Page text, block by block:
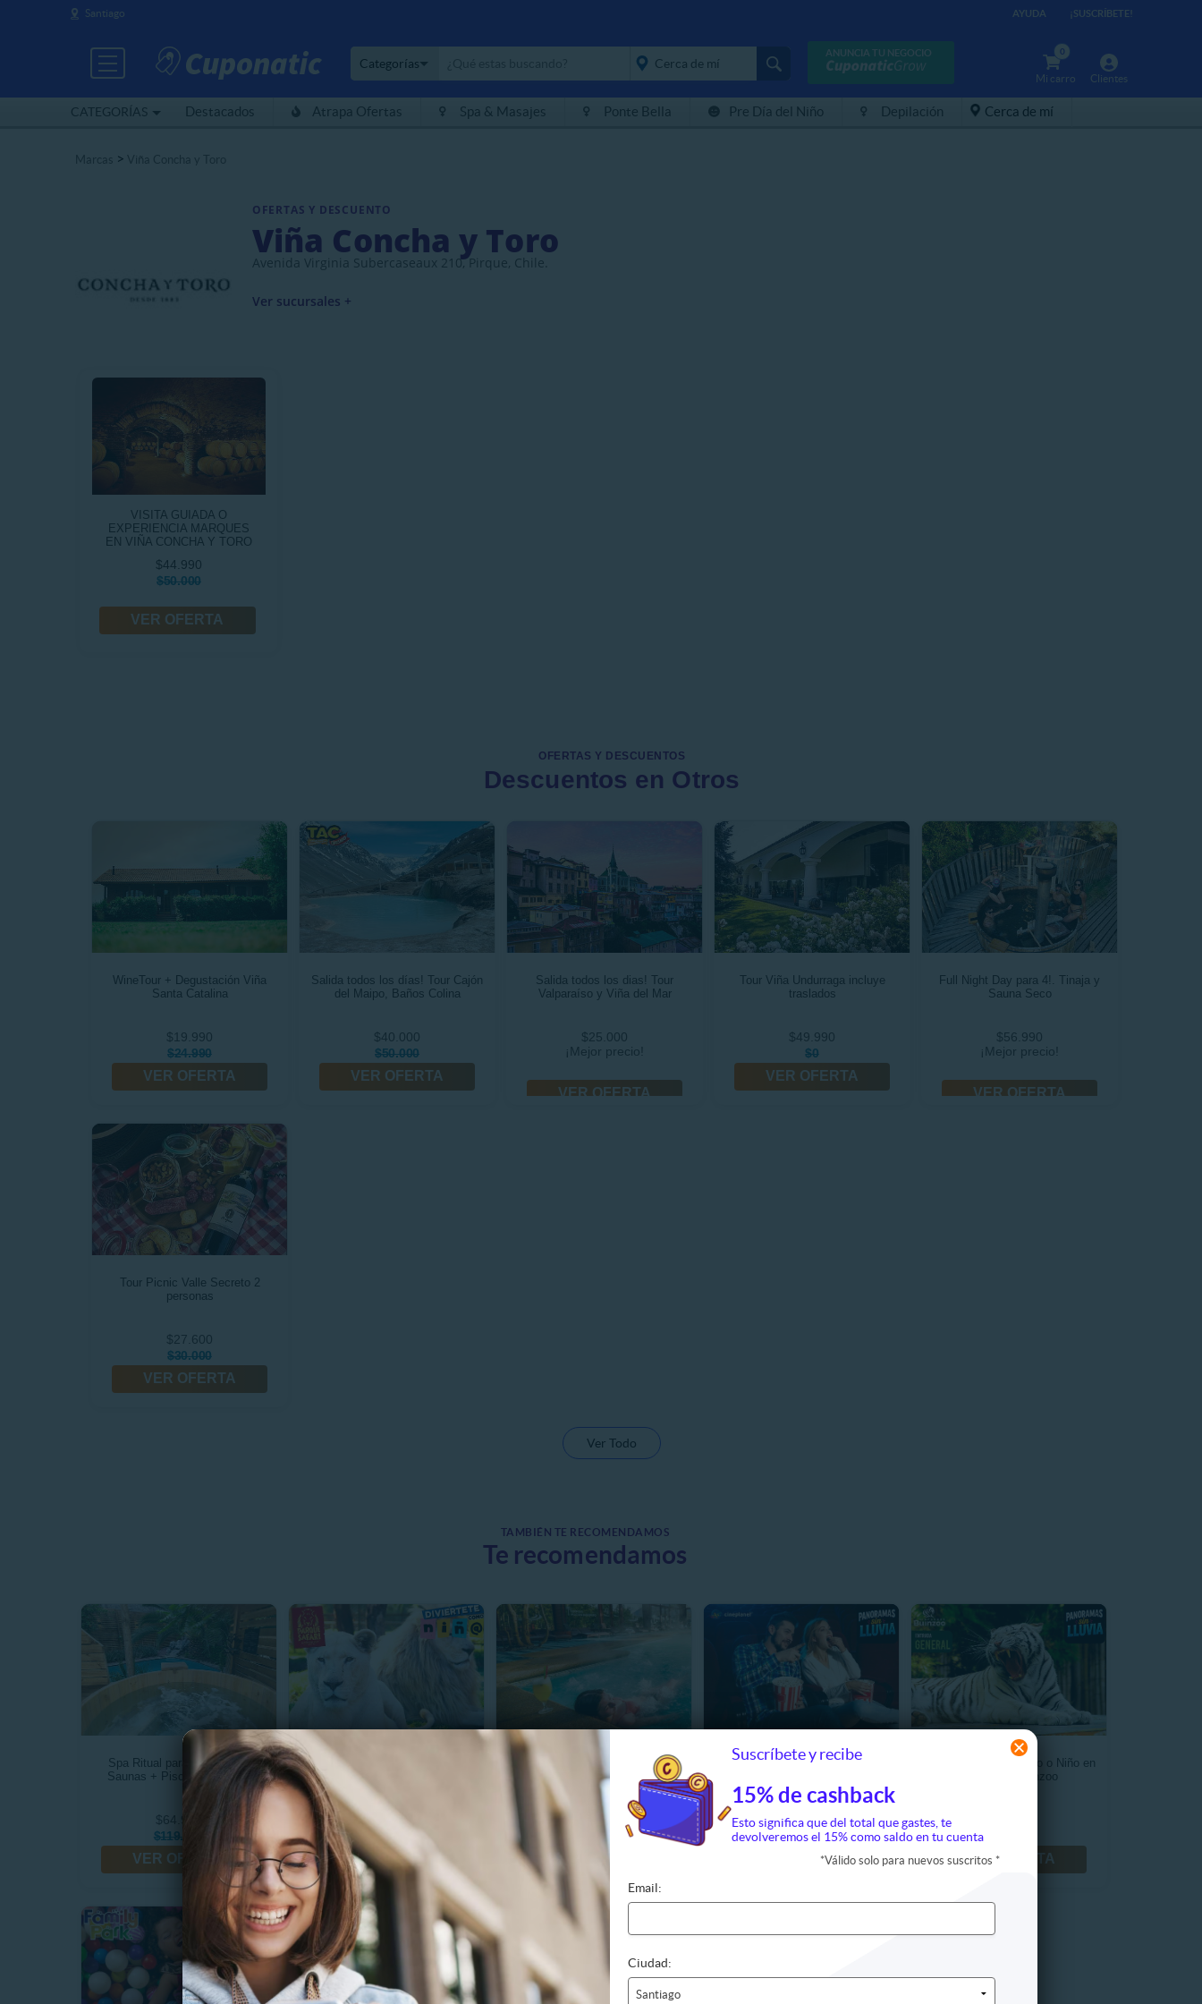
Santiago AYUDA ¡SUSCRÍBETE!
CATEGORÍAS
ANUNCIA TU NEGOCIO
Clientes
Categorías
0
Mi carro
Destacados Atrapa Ofertas Spa & Masajes Ponte Bella Pre Día del Niño Depilación Cerca de mí
>
OFERTAS Y DESCUENTO
Viña Concha y Toro
Avenida Virginia Subercaseaux 210, Pirque, Chile.
Ver sucursales +
VISITA GUIADA O
EXPERIENCIA MARQUES
EN VIÑA CONCHA Y TORO
$44.990
$50.000
VER OFERTA
OFERTAS Y DESCUENTOS
Descuentos en Otros
WineTour + Degustación Viña
Santa Catalina
$19.990
$24.990
VER OFERTA
Salida todos los días! Tour Cajón
del Maipo, Baños Colina
$40.000
$50.000
VER OFERTA
Salida todos los dias! Tour
Valparaíso y Viña del Mar
$25.000
¡Mejor precio!
VER OFERTA
Tour Viña Undurraga incluye
traslados
$49.990
$0
VER OFERTA
Full Night Day para 4!. Tinaja y
Sauna Seco
$56.990
¡Mejor precio!
VER OFERTA
Tour Picnic Valle Secreto 2
personas
$27.600
$30.000
VER OFERTA
Ver Todo
TAMBIÉN TE RECOMENDAMOS
Te recomendamos
Spa Ritual para 2: Tinajas+
Saunas + Piscina + Masaje
$64.990
$119.990
VER OFERTA
Entrada General+Safari
Felinos+Herbívoros Martes a
Domingo
$17.590
$22.000
VER OFERTA
Ticket PLAN AM 6 piscinas
Termas de Pucon Indomito
$25.990
$37.000
VER OFERTA
2 Entradas a Cineplanet ¡Sucursal
$6.990
$14.800
VER OFERTA
Entrada General Adulto o Niño en
Bioparque Buinzoo
VER OFERTA
Suscríbete y recibe
15% de cashback
Esto significa que del total que gastes, te
devolveremos el 15% como saldo en tu cuenta
*Válido solo para nuevos suscritos *
Email:
Ciudad:
Santiago